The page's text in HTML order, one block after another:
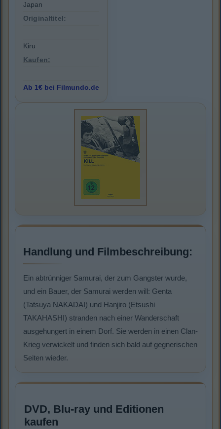
Japan
Originaltitel:
Kiru
Kaufen:
Ab 1€ bei Filmundo.de
Handlung und Filmbeschreibung:
Ein abtrünniger Samurai, der zum Gangster wurde,
und ein Bauer, der Samurai werden will: Genta
(Tatsuya NAKADAI) und Hanjiro (Etsushi
TAKAHASHI) stranden nach einer Wanderschaft
ausgehungert in einem Dorf. Sie werden in einen Clan-
Krieg verwickelt und finden sich bald auf gegnerischen
Seiten wieder.
DVD, Blu-ray und Editionen
kaufen